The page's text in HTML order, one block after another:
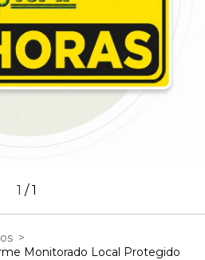
1 /1
>
Monitorado Local Protegido